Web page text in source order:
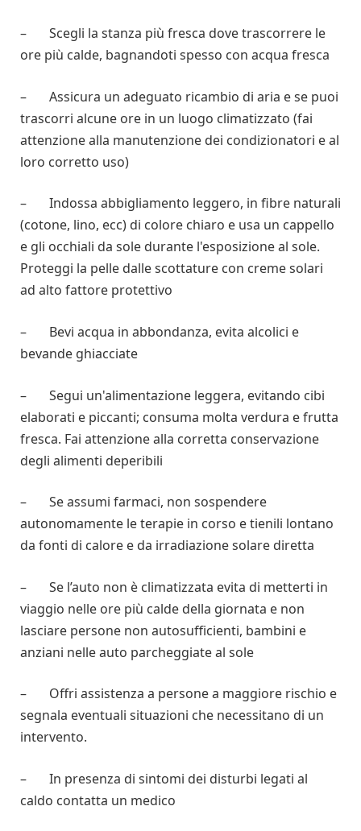
– Scegli la stanza più fresca dove trascorrere le
ore più calde, bagnandoti spesso con acqua fresca
– Assicura un adeguato ricambio di aria e se puoi
trascorri alcune ore in un luogo climatizzato (fai
attenzione alla manutenzione dei condizionatori e al
loro corretto uso)
– Indossa abbigliamento leggero, in fibre naturali
(cotone, lino, ecc) di colore chiaro e usa un cappello
e gli occhiali da sole durante l'esposizione al sole.
Proteggi la pelle dalle scottature con creme solari
ad alto fattore protettivo
– Bevi acqua in abbondanza, evita alcolici e
bevande ghiacciate
– Segui un'alimentazione leggera, evitando cibi
elaborati e piccanti; consuma molta verdura e frutta
fresca. Fai attenzione alla corretta conservazione
degli alimenti deperibili
– Se assumi farmaci, non sospendere
autonomamente le terapie in corso e tienili lontano
da fonti di calore e da irradiazione solare diretta
– Se l’auto non è climatizzata evita di metterti in
viaggio nelle ore più calde della giornata e non
lasciare persone non autosufficienti, bambini e
anziani nelle auto parcheggiate al sole
– Offri assistenza a persone a maggiore rischio e
segnala eventuali situazioni che necessitano di un
intervento.
– In presenza di sintomi dei disturbi legati al
caldo contatta un medico